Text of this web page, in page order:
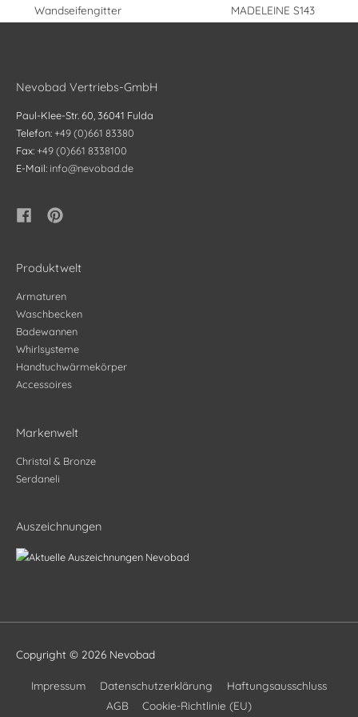
Wandseifengitter MADELEINE S143
Nevobad Vertriebs-GmbH
Paul-Klee-Str. 60, 36041 Fulda
Telefon:+49 (0)661 83380
Fax:+49 (0)661 8338100
E-Mail: info@nevobad.de
Produktwelt
Armaturen
Waschbecken
Badewannen
Whirlsysteme
Handtuchwärmekörper
Accessoires
Markenwelt
Christal & Bronze
Serdaneli
Auszeichnungen
Copyright © 2026 Nevobad
Impressum Datenschutzerklärung
Haftungsausschluss
AGB
Cookie-Richtlinie (EU)